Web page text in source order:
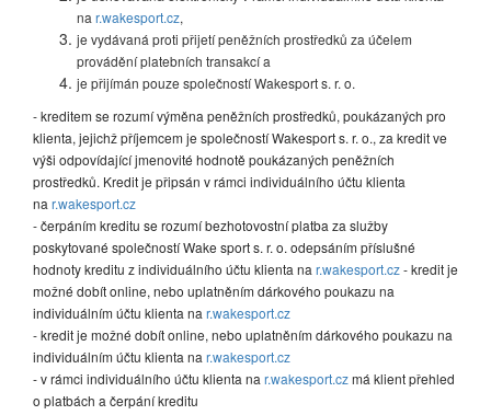
na r.wakesport.cz,
je vydávaná proti přijetí peněžních prostředků za účelem
provádění platebních transakcí a
je přijímán pouze společností Wakesport s. r. o.
- kreditem se rozumí výměna peněžních prostředků, poukázaných pro
klienta, jejichž příjemcem je společností Wakesport s. r. o., za kredit ve
výši odpovídající jmenovité hodnotě poukázaných peněžních
prostředků. Kredit je připsán v rámci individuálního účtu klienta
na r.wakesport.cz
- čerpáním kreditu se rozumí bezhotovostní platba za služby
poskytované společností Wake sport s. r. o. odepsáním příslušné
hodnoty kreditu z individuálního účtu klienta na r.wakesport.cz- kredit je
možné dobít online, nebo uplatněním dárkového poukazu na
individuálním účtu klienta na r.wakesport.cz
- kredit je možné dobít online, nebo uplatněním dárkového poukazu na
individuálním účtu klienta na r.wakesport.cz
- v rámci individuálního účtu klienta na r.wakesport.czmá klient přehled
o platbách a čerpání kreditu